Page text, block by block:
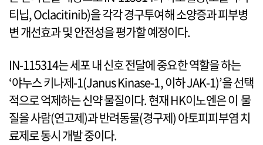
티닙, Oclacitinib)을 각각 경구투여해 소양증과 피부병
변 개선효과 및 안전성을 평가할 예정이다.
IN-115314는 세포 내 신호 전달에 중요한 역할을 하는
‘야누스 키나제-1(Janus Kinase-1, 이하 JAK-1)’을 선택
적으로 억제하는 신약 물질이다. 현재 HK이노엔은 이 물
질을 사람(연고제)과 반려동물(경구제) 아토피피부염 치
료제로 동시 개발 중이다.